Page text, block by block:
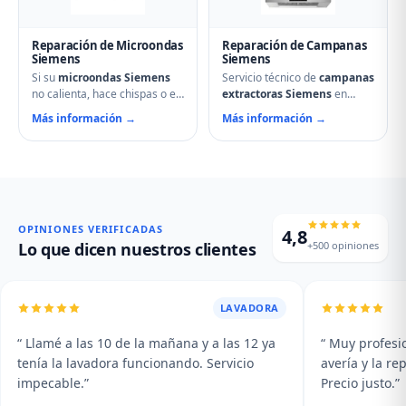
Reparación de Microondas
Siemens
Si su microondas Siemens
no calienta, hace chispas o el
plato no gira, contacte con
nuestro servicio técnico en
Villada. Reparamos
Más información →
Reparación de Campanas
Siemens
Servicio técnico de campanas
extractoras Siemensen
Villada. Reparamos motores,
problemas de aspiración,
filtros de carbón activo
Más información →
OPINIONES VERIFICADAS
Lo que dicen nuestros clientes 4,8+500 opiniones
LAVADORA
“ Llamé a las 10 de la mañana y a las 12 ya
tenía la lavadora funcionando. Servicio
impecable.”
“ Muy
avería y la
Precio justo.”